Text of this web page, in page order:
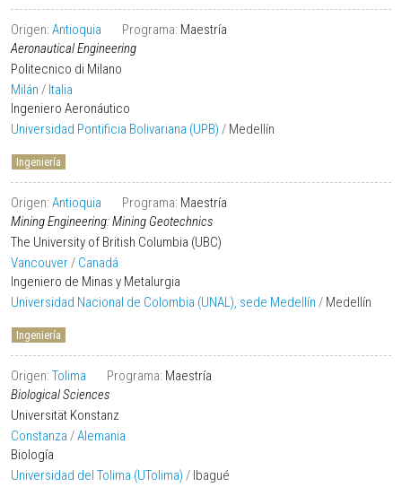
Origen: Antioquia Programa: Maestría
Aeronautical Engineering
Politecnico di Milano
Milán / Italia
Ingeniero Aeronáutico
Universidad Pontificia Bolivariana (UPB) / Medellín
Ingeniería
Origen: Antioquia Programa: Maestría
Mining Engineering: Mining Geotechnics
The University of British Columbia (UBC)
Vancouver/ Canadá
Ingeniero de Minas y Metalurgia
Universidad Nacional de Colombia (UNAL), sede Medellín / Medellín
Ingeniería
Origen: Tolima Programa: Maestría
Biological Sciences
Universität Konstanz
Constanza /Alemania
Biología
Universidad del Tolima (UTolima) / Ibagué